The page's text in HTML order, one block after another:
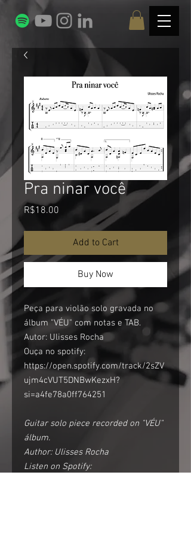
Pra ninar você
R$18.00
Add to Cart
Buy Now
Peça para violão solo gravada no
álbum "VÉU" com notas e TAB.
Autor: Ulisses Rocha
Ouça no spotify:
https://open.spotify.com/track/2sZV
ujm4cVUT5DNBwKezxH?
si=a4fe78a0ff764251
Guitar solo piece recorded on "VÉU"
álbum.
Author: Ulisses Rocha
Listen on Spotify: